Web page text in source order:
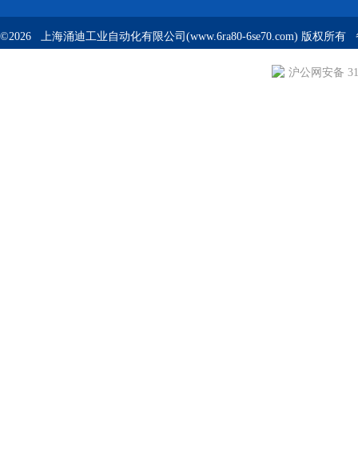
©2026 上海涌迪工业自动化有限公司(www.6ra80-6se70.com) 版权所有
沪公网安备